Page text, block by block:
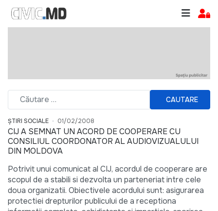
CAUTARE
ȘTIRI SOCIALE 01/02/2008
CIJ A SEMNAT UN ACORD DE COOPERARE CU
CONSILIUL COORDONATOR AL AUDIOVIZUALULUI
DIN MOLDOVA
Potrivit unui comunicat al CIJ, acordul de cooperare are
scopul de a stabili si dezvolta un parteneriat intre cele
doua organizatii. Obiectivele acordului sunt: asigurarea
protectiei drepturilor publicului de a receptiona